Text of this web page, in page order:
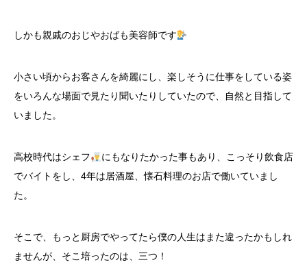
しかも親戚のおじやおばも美容師です
小さい頃からお客さんを綺麗にし、楽しそうに仕事をしている姿
をいろんな場面で見たり聞いたりしていたので、自然と目指して
いました。
高校時代はシェフ
にもなりたかった事もあり、こっそり飲食店
でバイトをし、4年は居酒屋、懐石料理のお店で働いていまし
た。
そこで、もっと厨房でやってたら僕の人生はまた違ったかもしれ
ませんが、そこ培ったのは、三つ！